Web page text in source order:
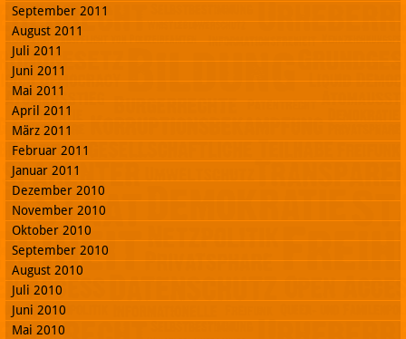
September 2011
August 2011
Juli 2011
Juni 2011
Mai 2011
April 2011
März 2011
Februar 2011
Januar 2011
Dezember 2010
November 2010
Oktober 2010
September 2010
August 2010
Juli 2010
Juni 2010
Mai 2010